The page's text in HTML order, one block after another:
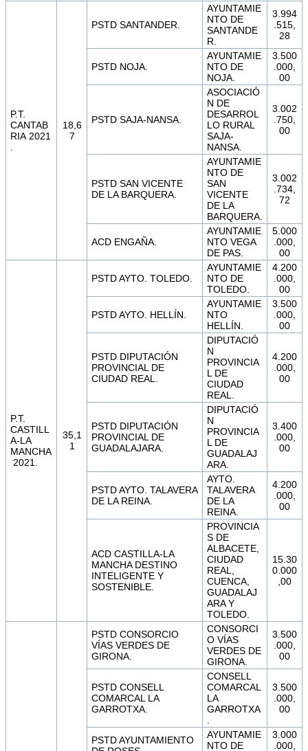
P.T.
CANTAB
RIA 2021
18,6
7
PSTD SANTANDER.
AYUNTAMIE
NTO DE
SANTANDE
R.
3.994
.515,
28
PSTD NOJA.
AYUNTAMIE
NTO DE
NOJA.
3.500
.000,
00
PSTD SAJA-NANSA.
ASOCIACIÓ
N DE
DESARROL
LO RURAL
SAJA-
NANSA.
3.002
.750,
00
PSTD SAN VICENTE
DE LA BARQUERA.
AYUNTAMIE
NTO DE
SAN
VICENTE
DE LA
BARQUERA.
3.002
.734,
72
ACD ENGAÑA.
AYUNTAMIE
NTO VEGA
DE PAS.
5.000
.000,
00
P.T.
CASTILL
A-LA
MANCHA
2021.
35,1
1
PSTD AYTO. TOLEDO.
AYUNTAMIE
NTO DE
TOLEDO.
4.200
.000,
00
PSTD AYTO. HELLÍN.
AYUNTAMIE
NTO
HELLÍN.
3.500
.000,
00
PSTD DIPUTACIÓN
PROVINCIAL DE
CIUDAD REAL.
DIPUTACIÓ
N
PROVINCIA
L DE
CIUDAD
REAL.
4.200
.000,
00
PSTD DIPUTACIÓN
PROVINCIAL DE
GUADALAJARA.
DIPUTACIÓ
N
PROVINCIA
L DE
GUADALAJ
ARA.
3.400
.000,
00
PSTD AYTO. TALAVERA
DE LA REINA.
AYTO.
TALAVERA
DE LA
REINA.
4.200
.000,
00
ACD CASTILLA-LA
MANCHA DESTINO
INTELIGENTE Y
SOSTENIBLE.
PROVINCIA
S DE
ALBACETE,
CIUDAD
REAL,
CUENCA,
GUADALAJ
ARA Y
TOLEDO.
15.30
0.000
,00
PSTD CONSORCIO
VÍAS VERDES DE
GIRONA.
CONSORCI
O VÍAS
VERDES DE
GIRONA.
3.500
.000,
00
PSTD CONSELL
COMARCAL LA
GARROTXA.
CONSELL
COMARCAL
LA
GARROTXA
3.500
.000,
00
PSTD AYUNTAMIENTO
AYUNTAMIE
NTO DE
3.000
.000,